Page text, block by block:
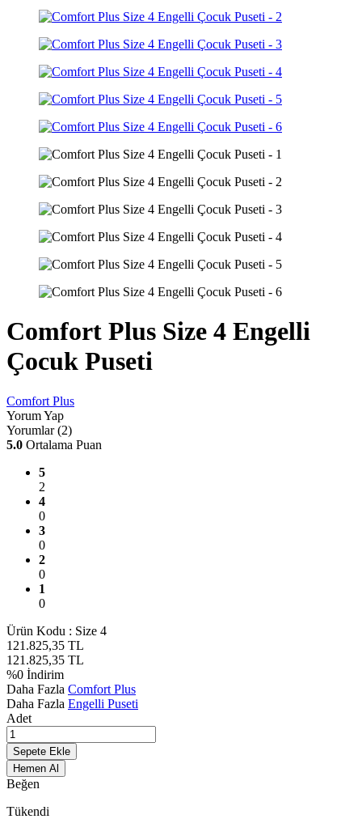
Comfort Plus Size 4 Engelli
Çocuk Puseti
Comfort Plus
Yorum Yap
Yorumlar (2)
5.0 Ortalama Puan
5
2
4
0
3
0
2
0
1
0
Ürün Kodu : Size 4
121.825,35 TL
121.825,35 TL
%0 İndirim
Daha Fazla Comfort Plus
Daha Fazla Engelli Puseti
Adet
Sepete Ekle
Hemen Al
Beğen
Tükendi